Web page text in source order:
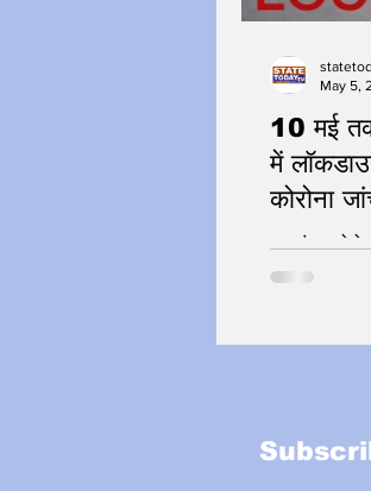
10 मई तक
में
कोरोना
हम अंदर-
May 5,